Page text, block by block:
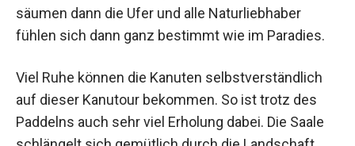
säumen dann die Ufer und alle Naturliebhaber
fühlen sich dann ganz bestimmt wie im Paradies.
Viel Ruhe können die Kanuten selbstverständlich
auf dieser Kanutour bekommen. So ist trotz des
Paddelns auch sehr viel Erholung dabei. Die Saale